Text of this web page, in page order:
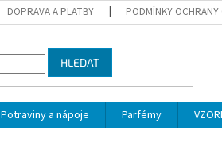
DOPRAVA A PLATBY PODMÍNKY OCHRANY
HLEDAT
Potraviny a nápoje Parfémy